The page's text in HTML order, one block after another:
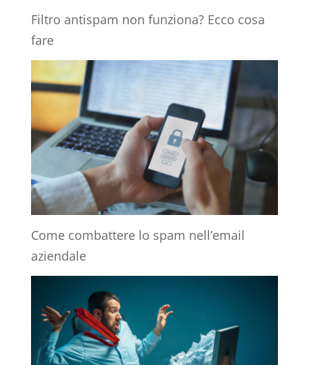
Filtro antispam non funziona? Ecco cosa
fare
Come combattere lo spam nell’email
aziendale